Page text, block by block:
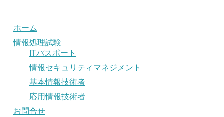
ホーム
情報処理試験
ITパスポート
情報セキュリティマネジメント
基本情報技術者
応用情報技術者
お問合せ